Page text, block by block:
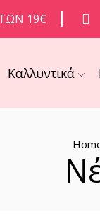
19€
Καλλυντικά